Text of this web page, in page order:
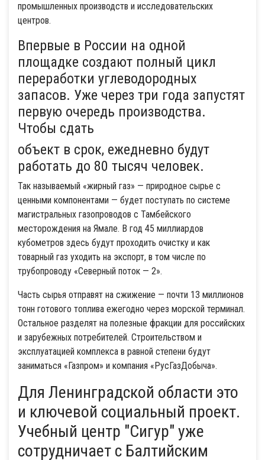
промышленных производств и исследовательских
центров.
Впервые в России на одной
площадке создают полный цикл
переработки углеводородных
запасов. Уже через три года запустят
первую очередь производства.
Чтобы сдать
объект в срок, ежедневно будут
работать до 80 тысяч человек.
Так называемый «жирный газ» — природное сырье с
ценными компонентами — будет поступать по системе
магистральных газопроводов с Тамбейского
месторождения на Ямале. В год 45 миллиардов
кубометров здесь будут проходить очистку и как
товарный газ уходить на экспорт, в том числе по
трубопроводу «Северный поток — 2».
Часть сырья отправят на сжижение — почти 13 миллионов
тонн готового топлива ежегодно через морской терминал.
Остальное разделят на полезные фракции для российских
и зарубежных потребителей. Строительством и
эксплуатацией комплекса в равной степени будут
заниматься «Газпром» и компания «РусГазДобыча».
Для Ленинградской области это
и ключевой социальный проект.
Учебный центр "Сигур" уже
сотрудничает с Балтийским